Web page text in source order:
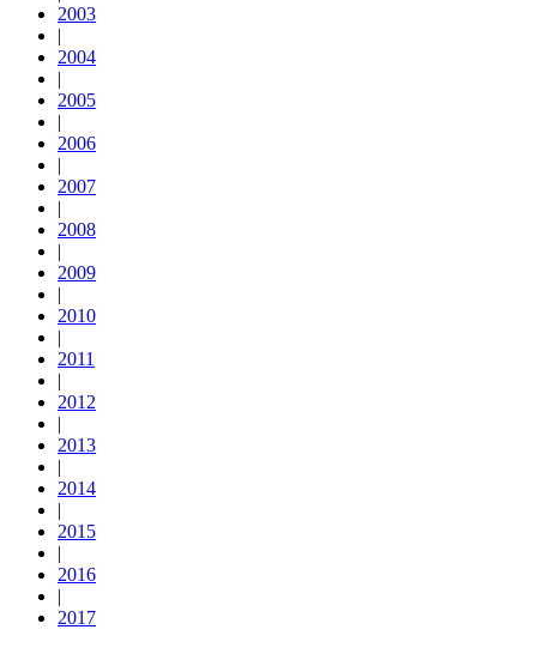
2003
|
2004
|
2005
|
2006
|
2007
|
2008
|
2009
|
2010
|
2011
|
2012
|
2013
|
2014
|
2015
|
2016
|
2017